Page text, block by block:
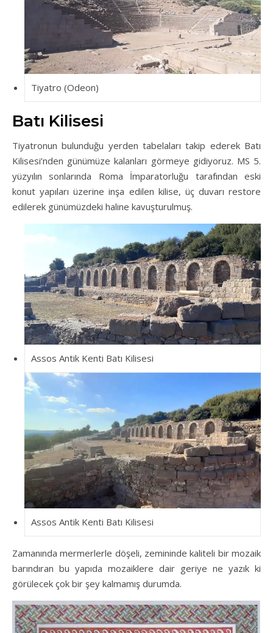
Tiyatro (Odeon)
Batı Kilisesi
Tiyatronun bulunduğu yerden tabelaları takip ederek Batı
Kilisesi’nden günümüze kalanları görmeye gidiyoruz. MS 5.
yüzyılın sonlarında Roma İmparatorluğu tarafından eski
konut yapıları üzerine inşa edilen kilise, üç duvarı restore
edilerek günümüzdeki haline kavuşturulmuş.
Assos Antik Kenti Batı Kilisesi
Assos Antik Kenti Batı Kilisesi
Zamanında mermerlerle döşeli, zemininde kaliteli bir mozaik
barındıran bu yapıda mozaiklere dair geriye ne yazık ki
görülecek çok bir şey kalmamış durumda.